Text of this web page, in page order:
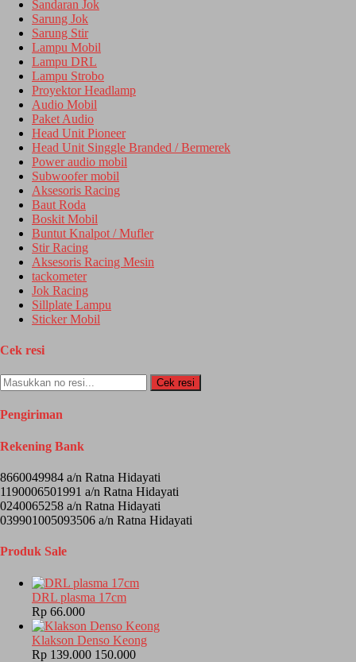
Sandaran Jok
Sarung Jok
Sarung Stir
Lampu Mobil
Lampu DRL
Lampu Strobo
Proyektor Headlamp
Audio Mobil
Paket Audio
Head Unit Pioneer
Head Unit Singgle Branded / Bermerek
Power audio mobil
Subwoofer mobil
Aksesoris Racing
Baut Roda
Boskit Mobil
Buntut Knalpot / Mufler
Stir Racing
Aksesoris Racing Mesin
tackometer
Jok Racing
Sillplate Lampu
Sticker Mobil
Cek resi
Cek resi
Pengiriman
Rekening Bank
8660049984 a/n Ratna Hidayati
1190006501991 a/n Ratna Hidayati
0240065258 a/n Ratna Hidayati
039901005093506 a/n Ratna Hidayati
Produk Sale
DRL plasma 17cm
Rp 66.000
Klakson Denso Keong
Rp 139.000 150.000